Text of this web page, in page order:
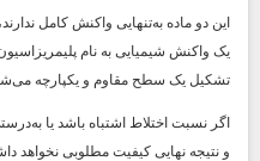
این دو ماده به‌تنهایی واکنش کامل
یک واکنش شیمیایی به نام
تشکیل یک سطح مقاوم و یکپارچه
اگر نسبت اختلاط اشتباه باشد یا
و نتیجه نهایی کیفیت مطلوبی نخواهد